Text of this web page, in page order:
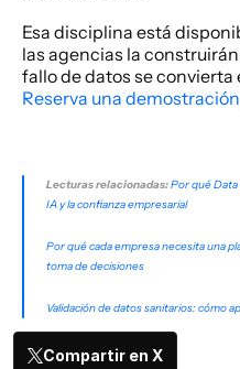
Esa disciplina está
las agencias la
Reserva una
Lecturas relacionadas:Por qué Data
IA y la confianza empresarial
Por qué cada empresa necesita una
toma de decisiones
Validación de datos sanitarios: cómo
Compartir en X